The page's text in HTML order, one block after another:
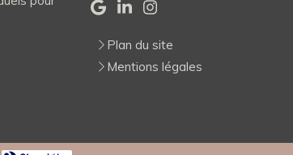
Plan du site
Mentions légales